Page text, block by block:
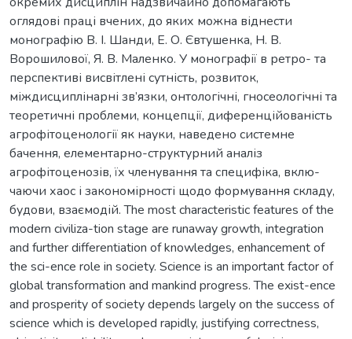
оглядові праці вчених, до яких можна віднести
монографію В. І. Шанди, Е. О. Євтушенка, Н. В.
Ворошилової, Я. В. Маленко. У монографії в ретро- та
перспективі висвітлені сутність, розвиток,
міждисциплінарні зв’язки, онтологічні, гносеологічні та
теоретичні проблеми, концепції, диференційованість
агрофітоценології як науки, наведено системне
бачення, елементарно-структурний аналіз
агрофітоценозів, їх членування та специфіка, вклю-
чаючи хаос і закономірності щодо формування складу,
будови, взаємодій. The most characteristic features of the
modern civiliza-tion stage are runaway growth, integration
and further differentiation of knowledges, enhancement of
the sci-ence role in society. Science is an important factor of
global transformation and mankind progress. The exist-ence
and prosperity of society depends largely on the success of
science which is developed rapidly, justifying correctness,